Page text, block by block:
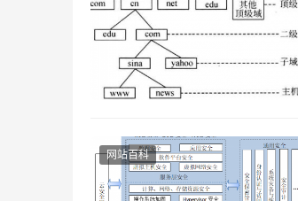
网站百科